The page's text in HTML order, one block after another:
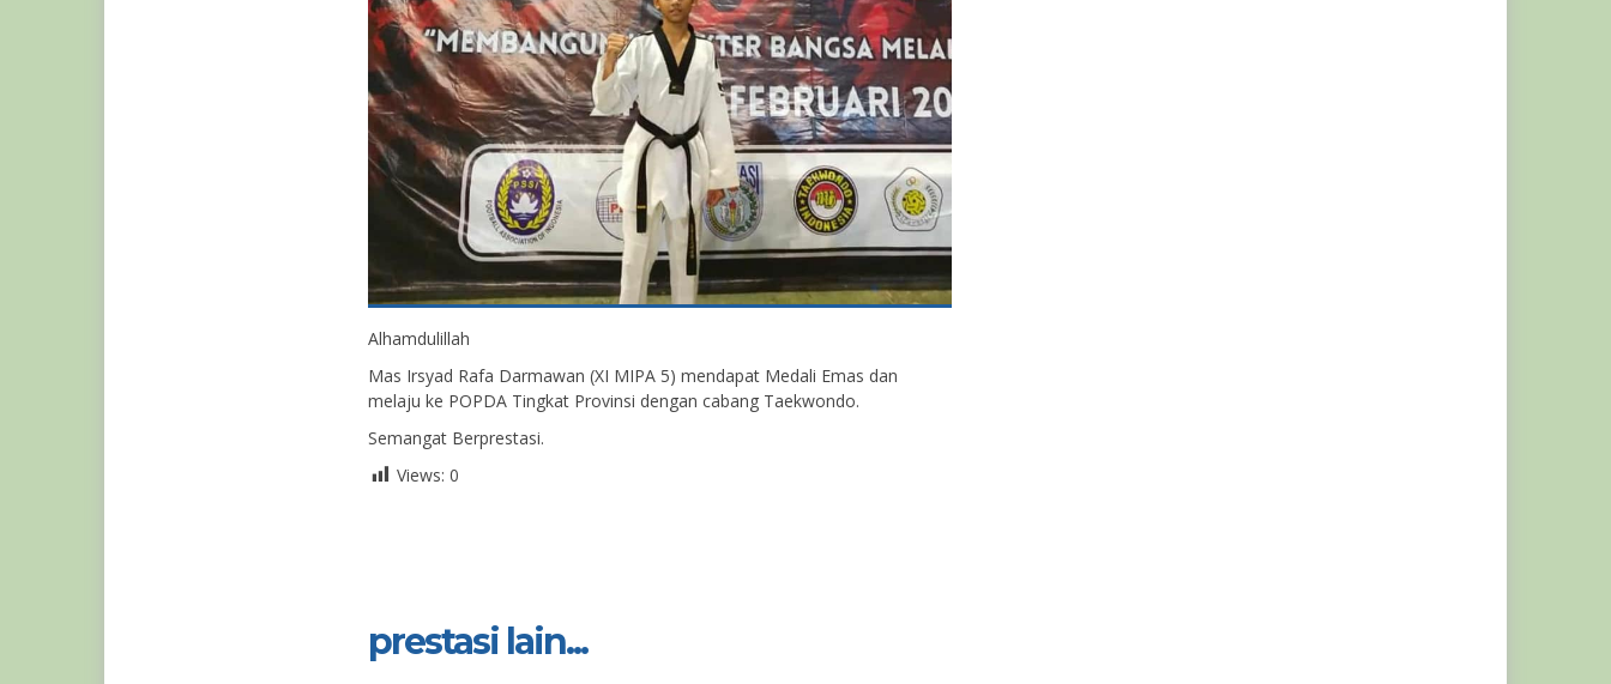
Alhamdulillah
Mas Irsyad Rafa Darmawan (XI MIPA 5) mendapat Medali Emas dan
melaju ke POPDA Tingkat Provinsi dengan cabang Taekwondo.
Semangat Berprestasi.
Views: 0
prestasi lain...